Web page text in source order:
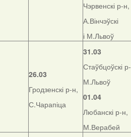
Чэрвенскі р-н,
А.Вінчэўскі
і М.Львоў
26.03
Гродзенскі р-н,
С.Чарапіца
31.03
Стаўбцоўскі
М.Львоў
01.04
Любанскі р-н,
М.Верабей